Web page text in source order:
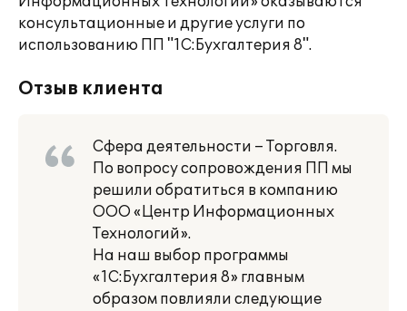
консультационные и другие услуги по
использованию ПП "1С:Бухгалтерия 8".
Отзыв клиента
Сфера деятельности – Торговля.
По вопросу сопровождения ПП мы
решили обратиться в компанию
ООО «Центр Информационных
Технологий».
На наш выбор программы
«1С:Бухгалтерия 8» главным
образом повлияли следующие